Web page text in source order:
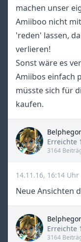
machen unser
Amiiboo nicht
'reden' lassen,
verlieren!
Sonst wäre es
Amiibos einfach
müsste sich für
kaufen.
Belphegor
Title
Erreichte
3164
14.11.16, 16:14 Uhr
Neue Ansichten
Belphegor
Title
Erreichte
3164